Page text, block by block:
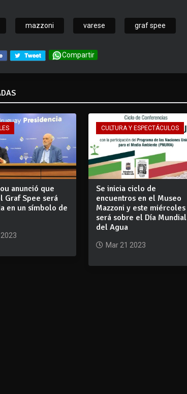
mazzoni varese graf spee
Compartir
anunció que
Graf Spee será
en un símbolo de
CULTURA Y ESPECTÁCULOS
Se inicia ciclo de
encuentros en el Museo
Mazzoni y este miércoles
será sobre el Día Mundial
del Agua
Mar 21 2023